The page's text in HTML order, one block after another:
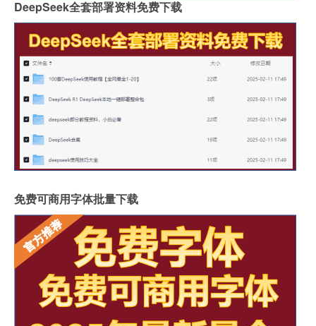
DeepSeek全套部署资料免费下载
免费可商用字体批量下载